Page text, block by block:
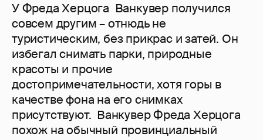
У Фреда Херцога Ванкувер получился
совсем другим – отнюдь не
туристическим, без прикрас и затей. Он
избегал снимать парки, природные
красоты и прочие
достопримечательности, хотя горы в
качестве фона на его снимках
присутствуют. Ванкувер Фреда Херцога
похож на обычный провинциальный